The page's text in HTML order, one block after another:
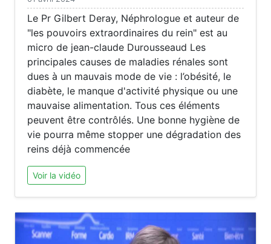
Le Pr Gilbert Deray, Néphrologue et auteur de
"les pouvoirs extraordinaires du rein" est au
micro de jean-claude Durousseaud Les
principales causes de maladies rénales sont
dues à un mauvais mode de vie : l’obésité, le
diabète, le manque d'activité physique ou une
mauvaise alimentation. Tous ces éléments
peuvent être contrôlés. Une bonne hygiène de
vie pourra même stopper une dégradation des
reins déjà commencée
Voir la vidéo